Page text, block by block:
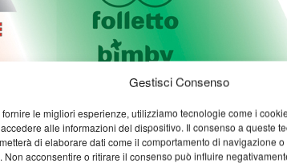
Gestisci Consenso
fornire le migliori esperienze, utilizziamo tecnologie come i
alle informazioni del dispositivo. Il consenso a queste
di elaborare dati come il comportamento di navigazione
Non acconsentire o ritirare il consenso può influire